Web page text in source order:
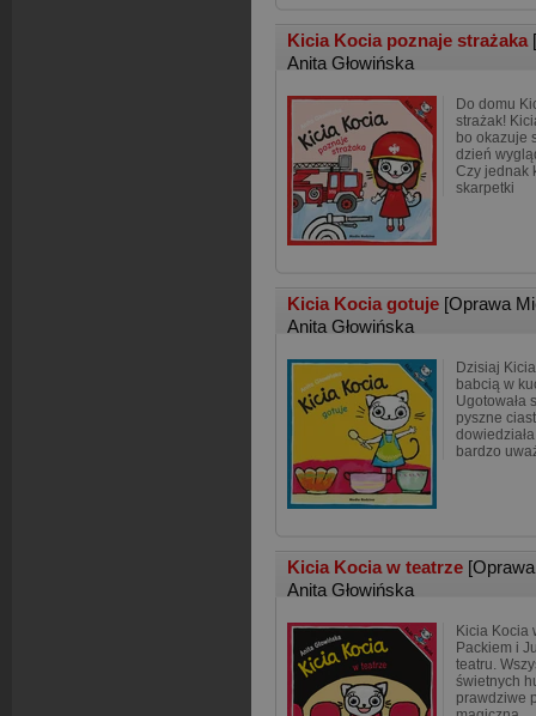
Kicia Kocia poznaje strażaka
Anita Głowińska
Do domu
strażak!
bo okazuje
dzień
Czy jednak
skarpetki
Kicia Kocia gotuje [Oprawa
Anita Głowińska
Dzisiaj
babcią w
Ugotowała
pyszne
bardzo
Kicia Kocia w teatrze
Anita Głowińska
Kicia Kocia
Packiem i
teatru.
świetnych
prawdziwe